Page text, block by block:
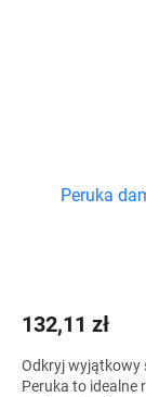
Peruka
132,11 zł
Odkryj wyjątkowy
Peruka to idealne